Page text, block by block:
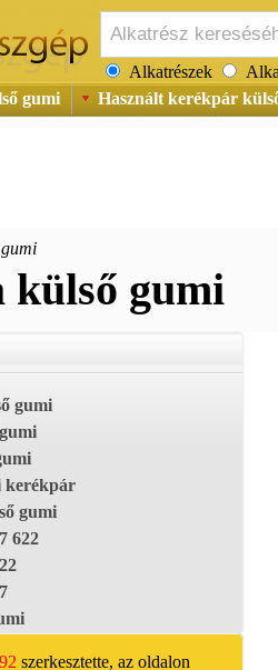
Alkatrészek
gumi Használt kerékpár
külső gumi
gumi
kerékpár
gumi
622
szerkesztette, az oldalon